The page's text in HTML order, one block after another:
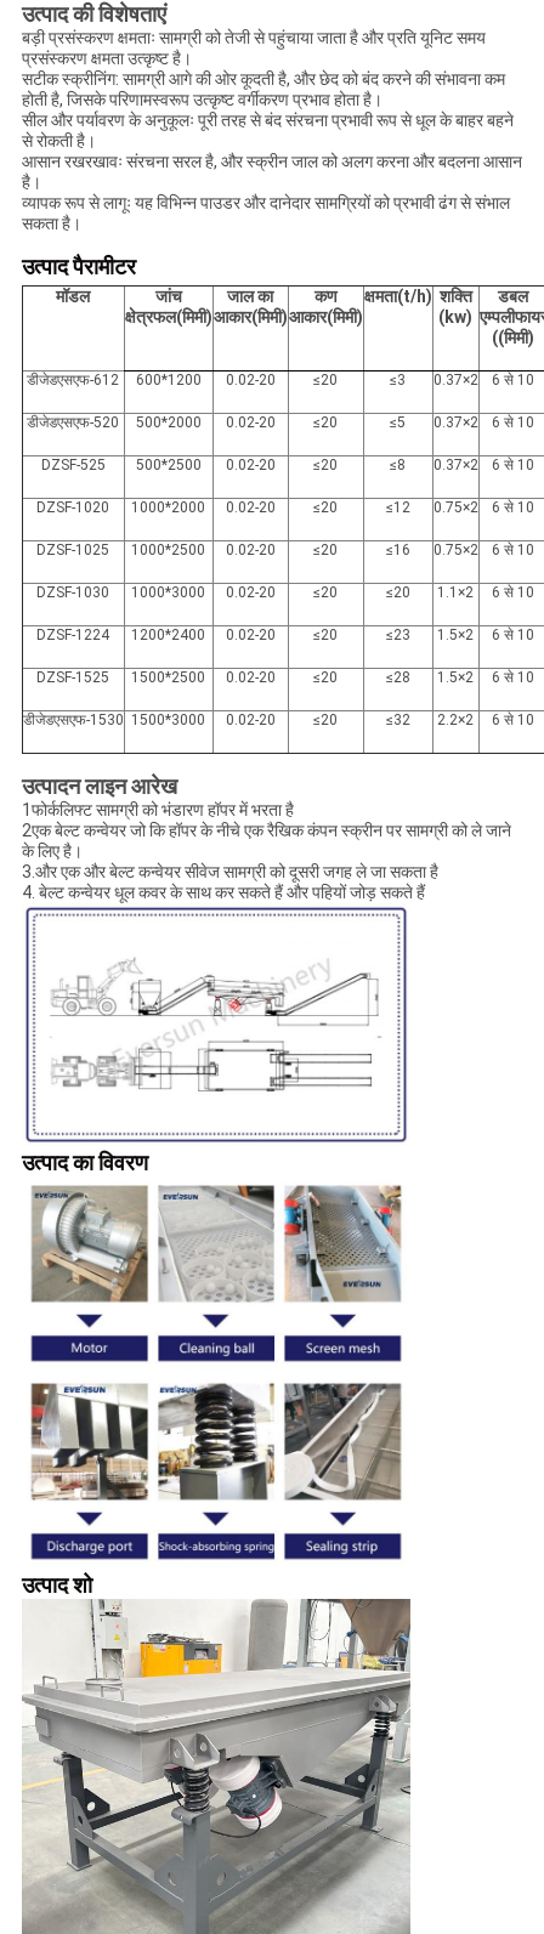
उत्पाद की विशेषताएं
बड़ी प्रसंस्करण क्षमताः सामग्री को तेजी से पहुंचाया जाता है और प्रति यूनिट समय
प्रसंस्करण क्षमता उत्कृष्ट है।
सटीक स्क्रीनिंग: सामग्री आगे की ओर कूदती है, और छेद को बंद करने की संभावना कम
होती है, जिसके परिणामस्वरूप उत्कृष्ट वर्गीकरण प्रभाव होता है।
सील और पर्यावरण के अनुकूलः पूरी तरह से बंद संरचना प्रभावी रूप से धूल के बाहर बहने
से रोकती है।
आसान रखरखावः संरचना सरल है, और स्क्रीन जाल को अलग करना और बदलना आसान
है।
व्यापक रूप से लागूः यह विभिन्न पाउडर और दानेदार सामग्रियों को प्रभावी ढंग से संभाल
सकता है।
उत्पाद पैरामीटर
मॉडल
जांच
क्षेत्रफल(मिमी)
जाल का
आकार(मिमी)
कण
आकार(मिमी)
क्षमता(t/h) शक्ति
(kw)
डबल
((मिमी)
डीजेडएसएफ-612 600*1200 0.02-20 ≤20 ≤3 0.37×2 6 से 10
डीजेडएसएफ-520 500*2000 0.02-20 ≤20 ≤5 0.37×2 6 से 10
DZSF-525 500*2500 0.02-20 ≤20 ≤8 0.37×2 6 से 10
DZSF-1020 1000*2000 0.02-20 ≤20 ≤12 0.75×2 6 से 10
DZSF-1025 1000*2500 0.02-20 ≤20 ≤16 0.75×2 6 से 10
DZSF-1030 1000*3000 0.02-20 ≤20 ≤20 1.1×2 6 से 10
DZSF-1224 1200*2400 0.02-20 ≤20 ≤23 1.5×2 6 से 10
DZSF-1525 1500*2500 0.02-20 ≤20 ≤28 1.5×2 6 से 10
डीजेडएसएफ-1530 1500*3000 0.02-20 ≤20 ≤32 2.2×2 6 से 10
उत्पादन लाइन आरेख
1फोर्कलिफ्ट सामग्री को भंडारण हॉपर में भरता है
2एक बेल्ट कन्वेयर जो कि हॉपर के नीचे एक रैखिक कंपन स्क्रीन पर सामग्री को ले जाने
के लिए है।
3.और एक और बेल्ट कन्वेयर सीवेज सामग्री को दूसरी जगह ले जा सकता है
4. बेल्ट कन्वेयर धूल कवर के साथ कर सकते हैं और पहियों जोड़ सकते हैं
उत्पाद का विवरण
उत्पाद शो